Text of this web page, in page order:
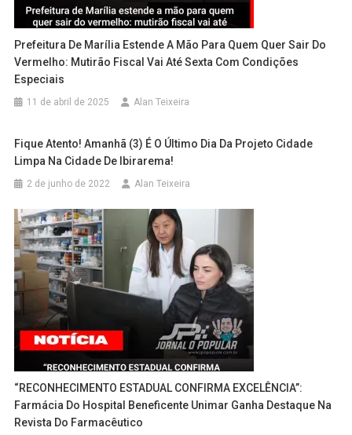
Prefeitura De Marília Estende A Mão Para Quem Quer Sair Do
Vermelho: Mutirão Fiscal Vai Até Sexta Com Condições
Especiais
11 de abril de 2025 Alan Teixeira
Fique Atento! Amanhã (3) É O Último Dia Da Projeto Cidade
Limpa Na Cidade De Ibirarema!
2 de junho de 2022 Alan Teixeira
“RECONHECIMENTO ESTADUAL CONFIRMA EXCELÊNCIA”:
Farmácia Do Hospital Beneficente Unimar Ganha Destaque Na
Revista Do Farmacêutico